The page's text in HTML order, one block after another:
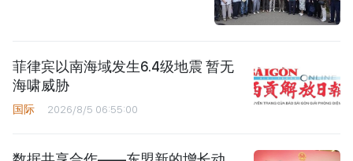
菲律宾以南海域发生6.4级地震 暂无
海啸威胁
国际 2026/8/5 06:55:00